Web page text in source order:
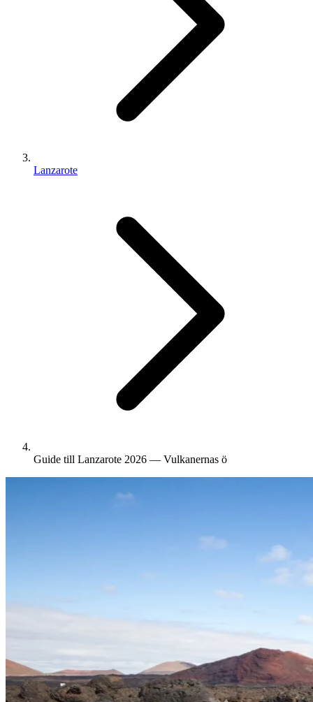
Lanzarote
Guide till Lanzarote 2026 — Vulkanernas ö